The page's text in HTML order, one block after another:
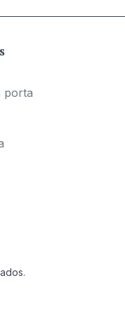
porta